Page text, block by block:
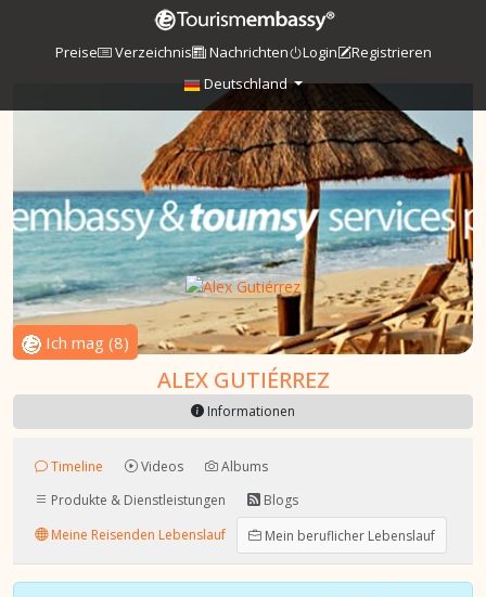
Preise Verzeichnis Nachrichten Login
Registrieren
Deutschland
Ich mag (8)
ALEX GUTIÉRREZ
Informationen
Timeline Videos
Albums
Produkte & Dienstleistungen
Blogs
Meine Reisenden Lebenslauf
Mein beruflicher Lebenslauf